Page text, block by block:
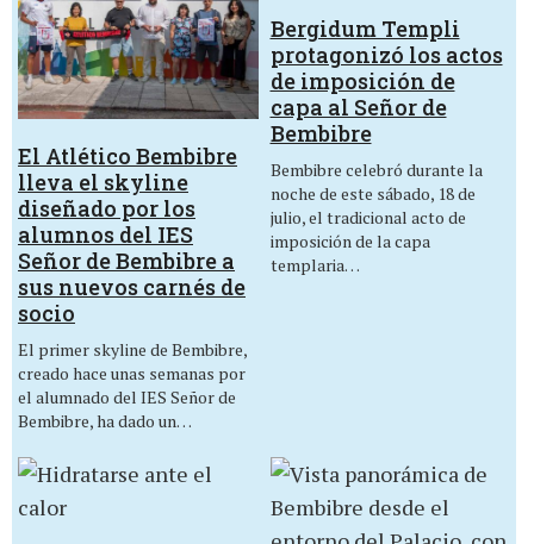
El Atlético Bembibre
lleva el skyline
diseñado por los
alumnos del IES
Señor de Bembibre a
sus nuevos carnés de
socio
El primer skyline de Bembibre,
creado hace unas semanas por
el alumnado del IES Señor de
Bembibre, ha dado un…
Bergidum Templi
protagonizó los actos
de imposición de
capa al Señor de
Bembibre
Bembibre celebró durante la
noche de este sábado, 18 de
julio, el tradicional acto de
imposición de la capa
templaria…